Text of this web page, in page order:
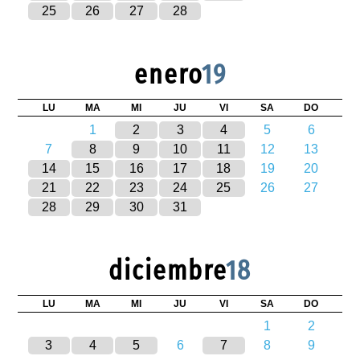
25
26 27 28
enero19
LU MA MI JU VI SA DO
1 2 3 4 5
6
7
8 9 10 11 12
13
14
15 16 17 18 19
20
21
22 23 24 25 26
27
28
29 30 31
diciembre18
LU MA MI JU VI SA DO
1
2
3
4 5 6 7 8
9